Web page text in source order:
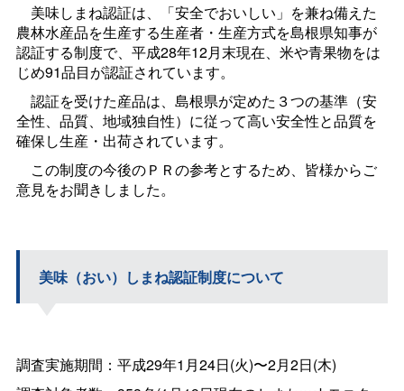
美味しまね認証は、「安全でおいしい」を兼ね備えた
農林水産品を生産する生産者・生産方式を島根県知事が
認証する制度で、平成28年12月末現在、米や青果物をは
じめ91品目が認証されています。
認証を受けた産品は、島根県が定めた３つの基準（安
全性、品質、地域独自性）に従って高い安全性と品質を
確保し生産・出荷されています。
この制度の今後のＰＲの参考とするため、皆様からご
意見をお聞きしました。
美味（おい）しまね認証制度について
調査実施期間：平成29年1月24日(火)〜2月2日(木)